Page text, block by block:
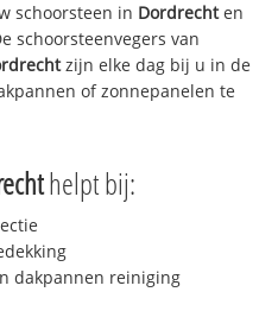
schoorsteen in Dordrechten
schoorsteenvegers van
zijn elke dag bij u in de
of zonnepanelen te
helpt bij:
dakpannen reiniging